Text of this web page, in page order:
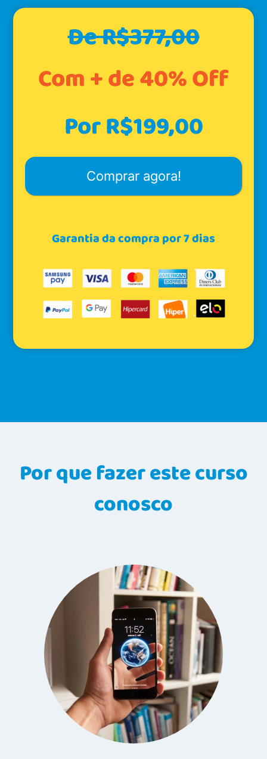
De R$377,00
Com + de40% Off
Por R$199,00
Comprar agora!
Garantia da compra por 7 dias
Por que fazer este curso
conosco